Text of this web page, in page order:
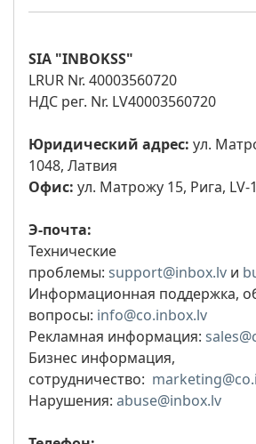
SIA "INBOKSS"
LRUR Nr. 40003560720
НДС рег. Nr. LV40003560720
Юридический адрес: ул.
1048, Латвия
Офис: ул. Матрожу 15, Рига, LV-
Э-почта:
Технические
проблемы: support@inbox.lv и
Информационная поддержка,
вопросы: info@co.inbox.lv
Рекламная информация:
Бизнес информация,
сотрудничество:
Нарушения: abuse@inbox.lv